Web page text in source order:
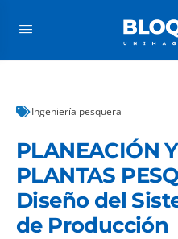
Ingeniería pesquera
PLANEACIÓN
PLANTAS
Diseño del
de Producción